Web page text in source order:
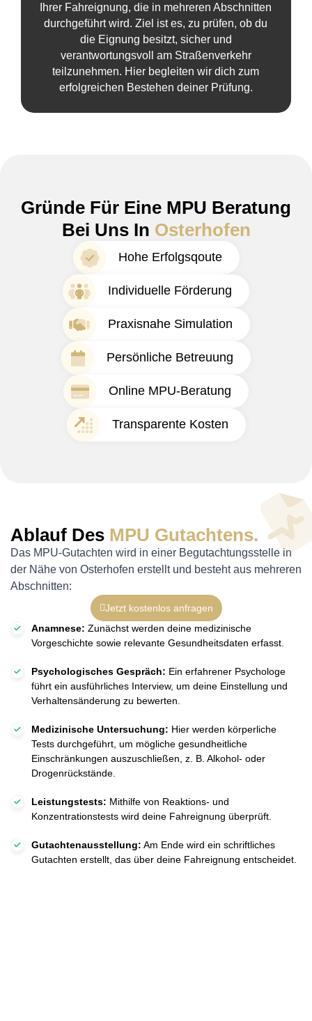
Ihrer Fahreignung, die in mehreren Abschnitten
durchgeführt wird. Ziel ist es, zu prüfen, ob du
die Eignung besitzt, sicher und
verantwortungsvoll am Straßenverkehr
teilzunehmen. Hier begleiten wir dich zum
erfolgreichen Bestehen deiner Prüfung.
Gründe Für Eine MPU Beratung
Bei Uns In Osterhofen
Hohe Erfolgsqoute
Individuelle Förderung
Praxisnahe Simulation
Persönliche Betreuung
Online MPU-Beratung
Transparente Kosten
Ablauf Des MPU Gutachtens.
Das MPU-Gutachten wird in einer Begutachtungsstelle in
der Nähe von Osterhofen erstellt und besteht aus mehreren
Abschnitten:
Jetzt kostenlos anfragen
Anamnese: Zunächst werden deine medizinische
Vorgeschichte sowie relevante Gesundheitsdaten erfasst.
Psychologisches Gespräch: Ein erfahrener Psychologe
führt ein ausführliches Interview, um deine Einstellung und
Verhaltensänderung zu bewerten.
Medizinische Untersuchung: Hier werden körperliche
Tests durchgeführt, um mögliche gesundheitliche
Einschränkungen auszuschließen, z. B. Alkohol- oder
Drogenrückstände.
Leistungstests: Mithilfe von Reaktions- und
Konzentrationstests wird deine Fahreignung überprüft.
Gutachtenausstellung: Am Ende wird ein schriftliches
Gutachten erstellt, das über deine Fahreignung entscheidet.